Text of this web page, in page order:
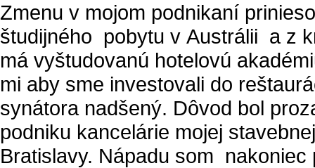
Zmenu v mojom podnikaní
študijného pobytu v Austrálii a z
má vyštudovanú hotelovú
mi aby sme investovali do
synátora nadšený. Dôvod bol
podniku kancelárie mojej
Bratislavy. Nápadu som